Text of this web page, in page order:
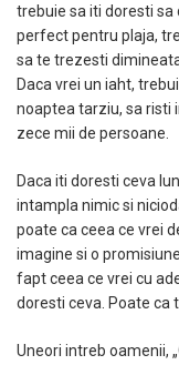
trebuie sa iti doresti sa
perfect pentru plaja,
sa te trezesti
Daca vrei un iaht,
noaptea tarziu, sa risti
zece mii de persoane.
Daca iti doresti ceva
intampla nimic si
poate ca ceea ce vrei
imagine si o
fapt ceea ce vrei cu
doresti ceva. Poate ca
Uneori intreb oamenii,